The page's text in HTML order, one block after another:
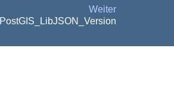
Weiter
PostGIS_LibJSON_Version